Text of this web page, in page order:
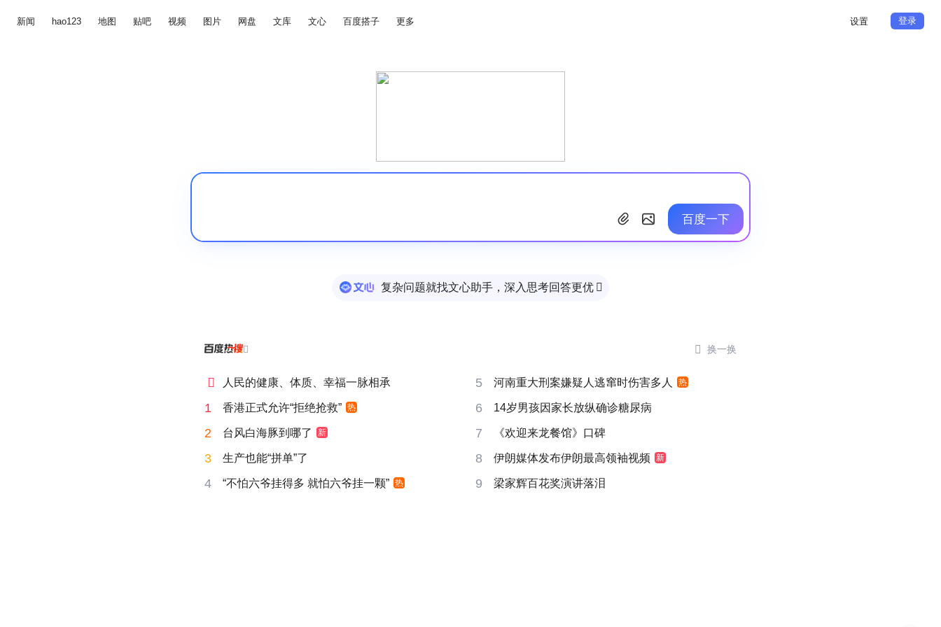
新闻 hao123 地图 贴吧 视频 图片 网盘 文库 文心 百度搭子 更多 设置 登录
百度一下
复杂问题就找文心助手，深入思考回答更优 
  换一换
 人民的健康、体质、幸福一脉相承 5 河南重大刑案嫌疑人逃窜时伤害多人 热
1 香港正式允许“拒绝抢救” 热 6 14岁男孩因家长放纵确诊糖尿病
2 台风白海豚到哪了 新 7 《欢迎来龙餐馆》口碑
3 生产也能“拼单”了 8 伊朗媒体发布伊朗最高领袖视频 新
4 “不怕六爷挂得多 就怕六爷挂一颗” 热 9 梁家辉百花奖演讲落泪